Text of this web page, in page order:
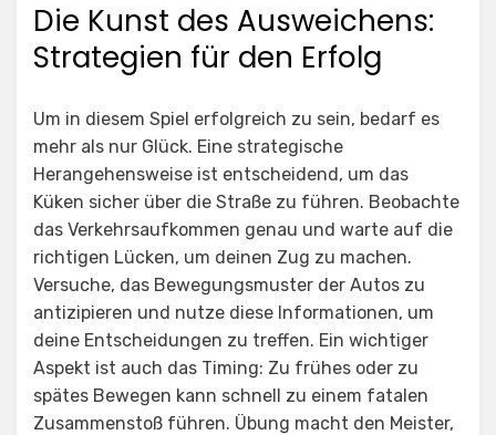
Die Kunst des Ausweichens:
Strategien für den Erfolg
Um in diesem Spiel erfolgreich zu sein, bedarf es
mehr als nur Glück. Eine strategische
Herangehensweise ist entscheidend, um das
Küken sicher über die Straße zu führen. Beobachte
das Verkehrsaufkommen genau und warte auf die
richtigen Lücken, um deinen Zug zu machen.
Versuche, das Bewegungsmuster der Autos zu
antizipieren und nutze diese Informationen, um
deine Entscheidungen zu treffen. Ein wichtiger
Aspekt ist auch das Timing: Zu frühes oder zu
spätes Bewegen kann schnell zu einem fatalen
Zusammenstoß führen. Übung macht den Meister,